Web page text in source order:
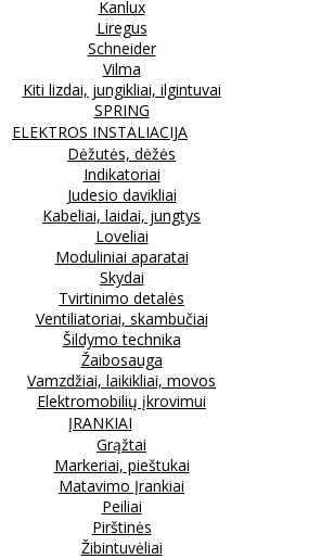
Kanlux
Liregus
Schneider
Vilma
Kiti lizdai, jungikliai, ilgintuvai
SPRING
ELEKTROS INSTALIACIJA
Dėžutės, dėžės
Indikatoriai
Judesio davikliai
Kabeliai, laidai, jungtys
Loveliai
Moduliniai aparatai
Skydai
Tvirtinimo detalės
Ventiliatoriai, skambučiai
Šildymo technika
Žaibosauga
Vamzdžiai, laikikliai, movos
Elektromobilių įkrovimui
ĮRANKIAI
Grąžtai
Markeriai, pieštukai
Matavimo Įrankiai
Peiliai
Pirštinės
Žibintuvėliai